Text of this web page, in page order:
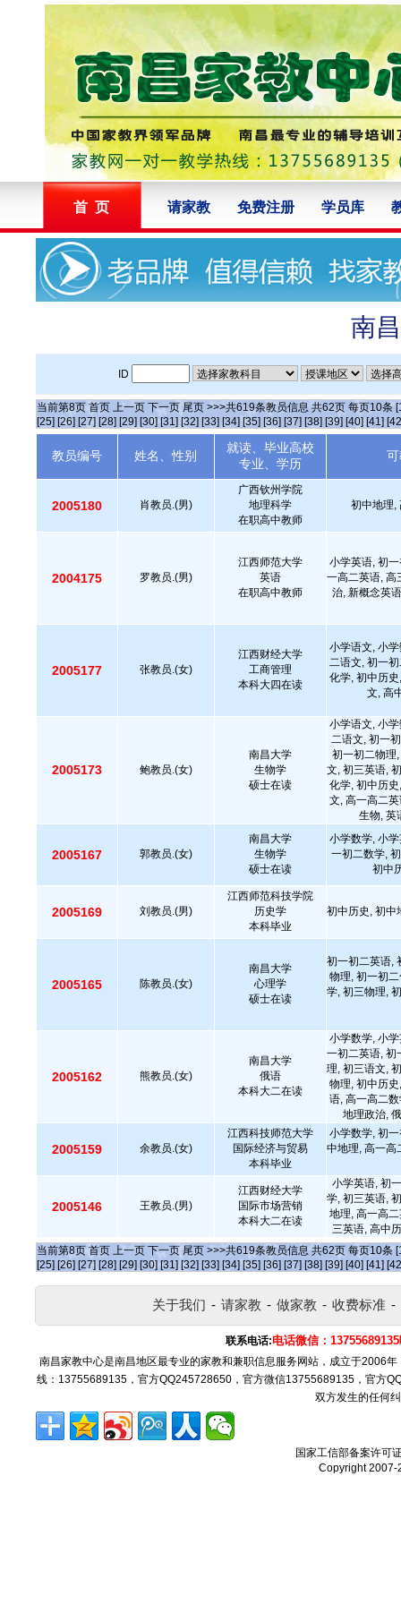
首 页 请家教 免费注册 学员库
南
ID
当前第8页 首页 上一页 下一页 尾页 >>>共619条教员信息 共62页 每页10条
[25] [26] [27] [28] [29] [30] [31] [32] [33] [34] [35] [36] [37] [38] [39] [40] [41]
教员编号 姓名、性别
就读、毕业高校
专业、学历
2005180 肖教员.(男)
广西钦州学院
地理科学
在职高中教师
初中地理,
2004175 罗教员.(男)
江西师范大学
英语
在职高中教师
小学英语, 初
一高二英语, 高
治, 新概念英
2005177 张教员.(女)
江西财经大学
工商管理
本科大四在读
小学语文, 小
二语文, 初一
化学, 初中历
文, 高
2005173 鲍教员.(女)
南昌大学
生物学
硕士在读
小学语文, 小
二语文, 初一
初一初二物理
文, 初三英语,
化学, 初中历
文, 高一高二
生物, 英
2005167 郭教员.(女)
南昌大学
生物学
硕士在读
小学数学, 小
一初二数学,
初中
2005169 刘教员.(男)
江西师范科技学院
历史学
本科毕业
初中历史, 初中
2005165 陈教员.(女)
南昌大学
心理学
硕士在读
初一初二英语,
物理, 初一初
学, 初三物理,
2005162 熊教员.(女)
南昌大学
俄语
本科大二在读
小学数学, 小
一初二英语, 初
理, 初三语文,
物理, 初中历
语, 高一高二
地理政治,
2005159 余教员.(女)
江西科技师范大学
国际经济与贸易
本科毕业
小学数学, 初
中地理, 高一高
2005146 王教员.(男)
江西财经大学
国际市场营销
本科大二在读
小学英语, 初
学, 初三英语,
地理, 高一高
三英语, 高中
当前第8页 首页 上一页 下一页 尾页 >>>共619条教员信息 共62页 每页10条
[25] [26] [27] [28] [29] [30] [31] [32] [33] [34] [35] [36] [37] [38] [39] [40] [41]
关于我们 - 请家教 - 做家教 - 收费标准 -
联系电话:电话微信：
南昌家教中心是南昌地区最专业的家教和兼职信息服务网站，成立于2006
线：13755689135，官方QQ245728650，官方微信13755689135，官方
双方发生的任何
国家工信部备案许可
Copyright 2007-